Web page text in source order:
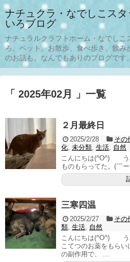
ナチュクラ・なでしこス
いろブログ
ナチュラルクラフトホーム・なでしこ
ろ。ペット、お散歩、食べ歩き、飲み
のお話も。なんでもありのブログです。
「 2025年02月 」一覧
２月最終日
2025/2/28 その
化 未分類 生活 自然
こんにちは(^O^) う
ものもらってた。(￣
三寒四温
2025/2/27 その
類 生活 自然
こんにちは(^O^) う
こてつのお薬をもら
の副作用で、 ...